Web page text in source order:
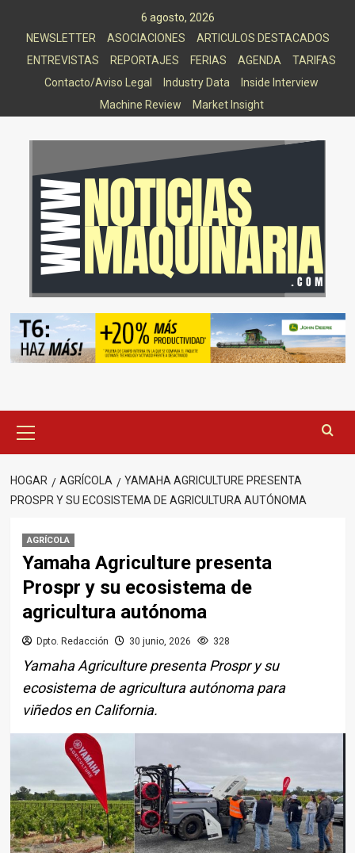
6 agosto, 2026
NEWSLETTER
ASOCIACIONES
ARTICULOS DESTACADOS
ENTREVISTAS
REPORTAJES FERIAS AGENDA
TARIFAS
Contacto/Aviso Legal
Industry Data
Inside Interview
Machine Review
Market Insight
principal
HOGAR AGRÍCOLA
YAMAHA AGRICULTURE PRESENTA
PROSPR Y SU ECOSISTEMA DE AGRICULTURA AUTÓNOMA
AGRÍCOLA
Yamaha Agriculture presenta
Prospr y su ecosistema de
agricultura autónoma
Dpto. Redacción 30 junio, 2026 328
Yamaha Agriculture presenta Prospr y su
ecosistema de agricultura autónoma para
viñedos en California.